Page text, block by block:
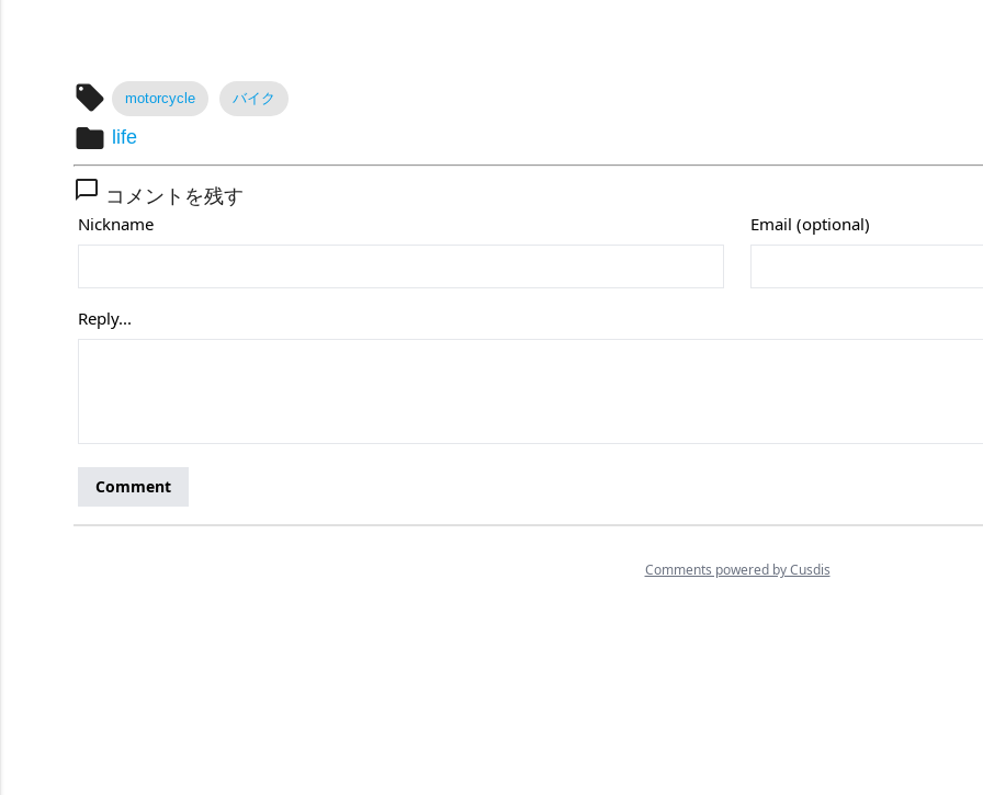
local_offer motorcycle バイク
folder life
chat_bubble_outline コメントを残す